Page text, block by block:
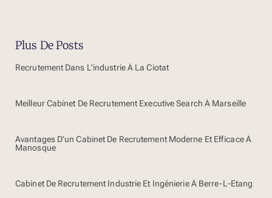
Plus De Posts
Recrutement Dans L’industrie À La Ciotat
Meilleur Cabinet De Recrutement Executive Search À Marseille
Avantages D’un Cabinet De Recrutement Moderne Et Efficace À
Manosque
Cabinet De Recrutement Industrie Et Ingénierie À Berre-L-Etang